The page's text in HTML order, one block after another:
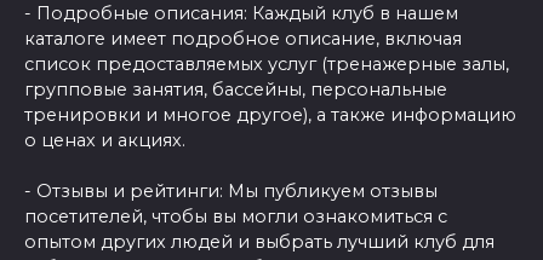
- Подробные описания: Каждый клуб в нашем
каталоге имеет подробное описание, включая
список предоставляемых услуг (тренажерные залы,
групповые занятия, бассейны, персональные
тренировки и многое другое), а также информацию
о ценах и акциях.
- Отзывы и рейтинги: Мы публикуем отзывы
посетителей, чтобы вы могли ознакомиться с
опытом других людей и выбрать лучший клуб для